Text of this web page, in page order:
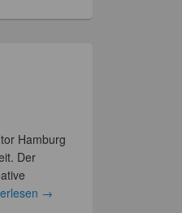
Hamburg
Der
→